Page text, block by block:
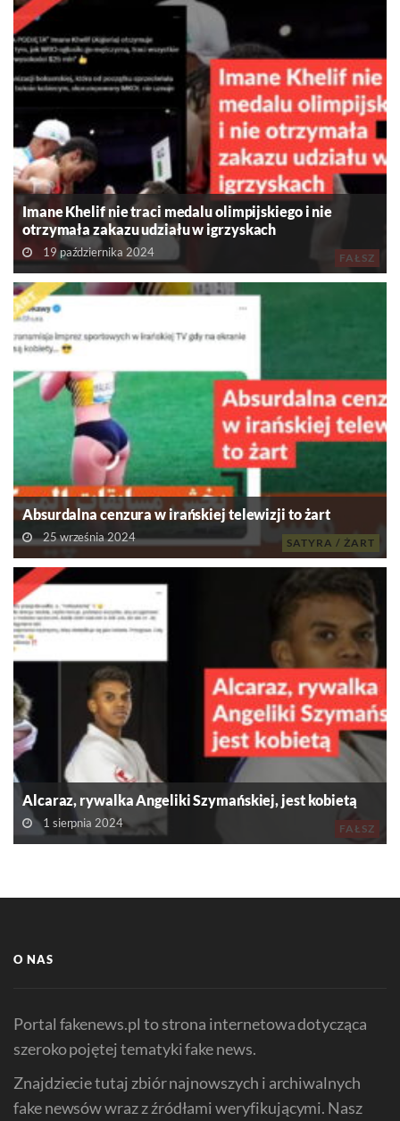
FAŁSZ
Imane Khelif nie traci medalu olimpijskiego i nie
otrzymała zakazu udziału w igrzyskach
19 października 2024
SATYRA / ŻART
Absurdalna cenzura w irańskiej telewizji to żart
25 września 2024
FAŁSZ
Alcaraz, rywalka Angeliki Szymańskiej, jest kobietą
1 sierpnia 2024
O NAS
Portal fakenews.pl to strona internetowa dotycząca
szeroko pojętej tematyki fake news.
Znajdziecie tutaj zbiór najnowszych i archiwalnych
fake newsów wraz z źródłami weryfikującymi. Nasz